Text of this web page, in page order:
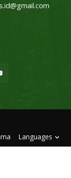
Languages